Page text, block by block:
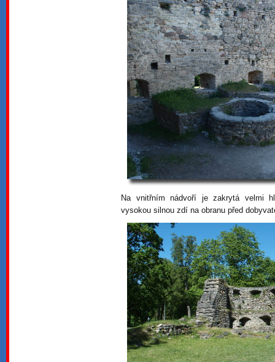
Na vnitřním nádvoří je zakrytá velmi
vysokou silnou zdí na obranu před